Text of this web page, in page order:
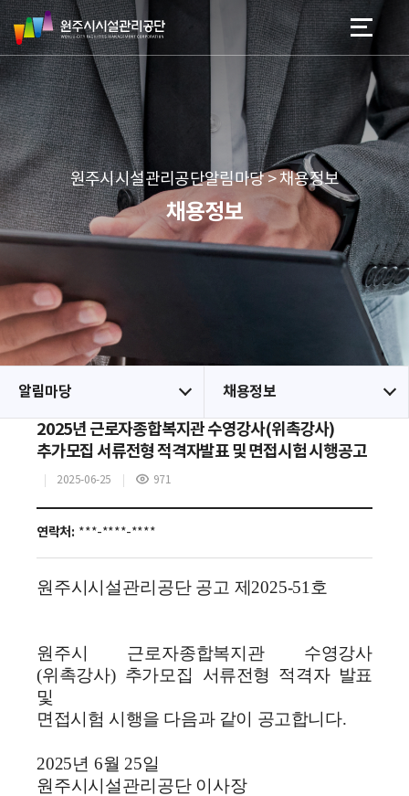
스
킵
네
비
게
이
션
본문 바로가기
메뉴 바로가기
원
주
시
시
설
관
리
공
단 원주시시설관리공단알림마당 > 채용정보
채용정보
알림마당 채용정보
2025년 근로자종합복지관 수영강사(위촉강사)
추가모집 서류전형 적격자발표 및 면접시험 시행공고
2025-06-25
조
수
971
연락처: ***-****-****
원주시시설관리공단 공고 제2025-51호
원주시 근로자종합복지관 수영강사
(위촉강사) 추가모집 서류전형 적격자 발표
및
면접시험 시행을 다음과 같이 공고합니다.
2025년 6월 25일
원주시시설관리공단 이사장